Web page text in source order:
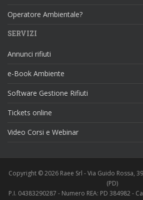
Operatore Ambientale?
SERVIZI
Annunci rifiuti
e-Book Ambiente
Software Gestione Rifiuti
Tickets online
Video Corsi e Webinar
Copyright © 2026 Raee Srl - Via Guido Rossa,
(PD)
P.I. 04383290287 - Numero REA: PD 384982 -